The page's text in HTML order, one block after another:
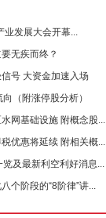
业发展大会开幕...
无疾而终？
号 大资金加速入场
（附涨停股分析）
网基础设施 附概念股...
优惠将延续 附相关概...
及最新利空利好消息...
个阶段的“8阶律”讲...